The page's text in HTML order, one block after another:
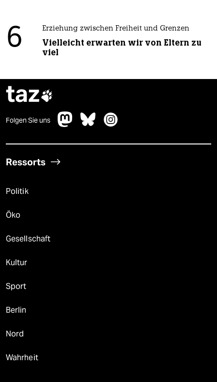
6 Erziehung zwischen Freiheit und Grenzen
Vielleicht erwarten wir von Eltern zu
viel
taz
Folgen Sie uns
Ressorts
Politik
Öko
Gesellschaft
Kultur
Sport
Berlin
Nord
Wahrheit